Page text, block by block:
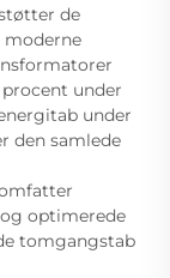
de
under
under
den samlede
optimerede
tomgangstab